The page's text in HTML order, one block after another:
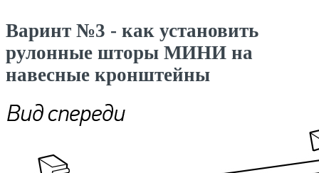
Варинт №3 - как установить
рулонные шторы МИНИ на
навесные кронштейны